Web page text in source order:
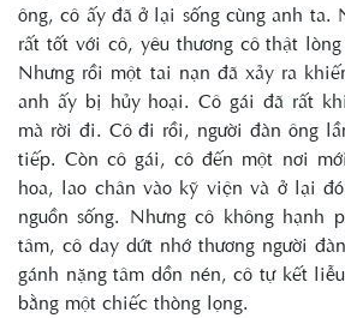
ông, cô ấy đã ở lại sống cùng anh ta.
rất tốt với cô, yêu thương cô thật
Nhưng rồi một tai nạn đã xảy ra
anh ấy bị hủy hoại. Cô gái đã rất
mà rời đi. Cô đi rồi, người đàn ông
tiếp. Còn cô gái, cô đến một nơi
hoa, lao chân vào kỹ viện và ở lại
nguồn sống. Nhưng cô không hạnh
tâm, cô day dứt nhớ thương người
gánh nặng tâm dồn nén, cô tự kết
bằng một chiếc thòng lọng.